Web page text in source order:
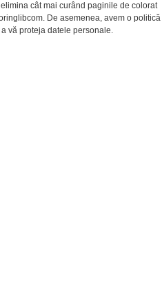
cât mai curând paginile de colorat
De asemenea, avem o politică
vă proteja datele personale.